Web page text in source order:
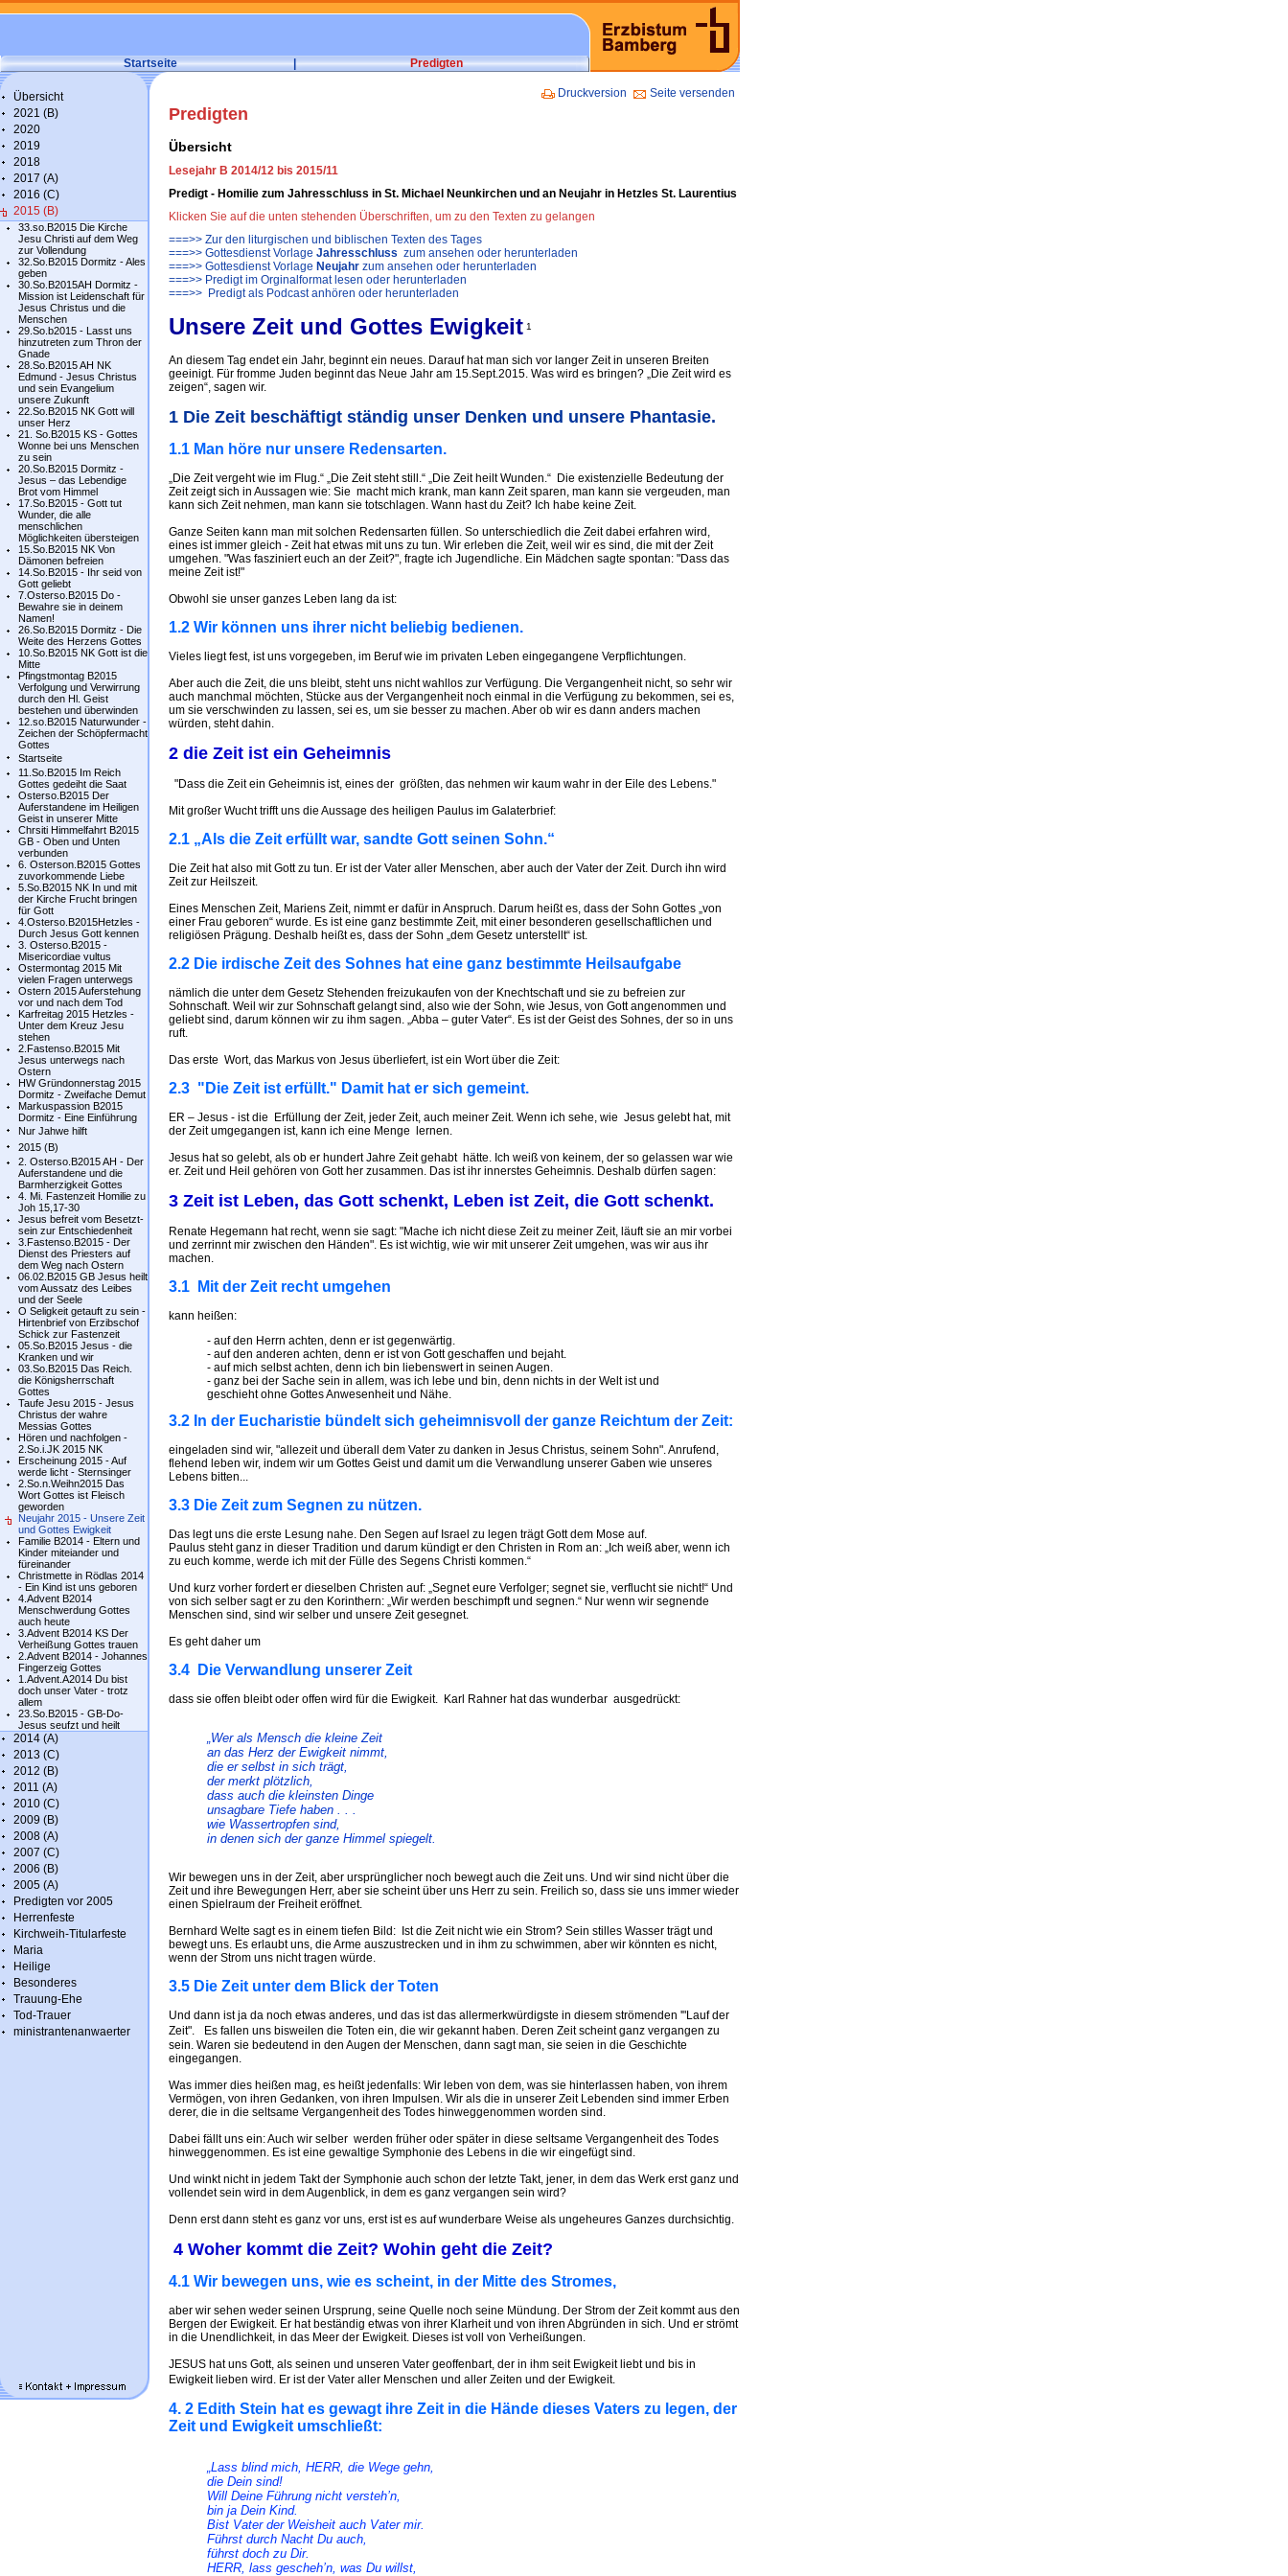
Startseite | Predigten
Übersicht
2021 (B)
2020
2019
2018
2017 (A)
2016 (C)
2015 (B)
33.so.B2015 Die Kirche
Jesu Christi auf dem Weg
zur Vollendung
32.So.B2015 Dormitz - Ales
geben
30.So.B2015AH Dormitz -
Mission ist Leidenschaft für
Jesus Christus und die
Menschen
29.So.b2015 - Lasst uns
hinzutreten zum Thron der
Gnade
28.So.B2015 AH NK
Edmund - Jesus Christus
und sein Evangelium
unsere Zukunft
22.So.B2015 NK Gott will
unser Herz
21. So.B2015 KS - Gottes
Wonne bei uns Menschen
zu sein
20.So.B2015 Dormitz -
Jesus – das Lebendige
Brot vom Himmel
17.So.B2015 - Gott tut
Wunder, die alle
menschlichen
Möglichkeiten übersteigen
15.So.B2015 NK Von
Dämonen befreien
14.So.B2015 - Ihr seid von
Gott geliebt
7.Osterso.B2015 Do -
Bewahre sie in deinem
Namen!
26.So.B2015 Dormitz - Die
Weite des Herzens Gottes
10.So.B2015 NK Gott ist die
Mitte
Pfingstmontag B2015
Verfolgung und Verwirrung
durch den Hl. Geist
bestehen und überwinden
12.so.B2015 Naturwunder -
Zeichen der Schöpfermacht
Gottes
Startseite
11.So.B2015 Im Reich
Gottes gedeiht die Saat
Osterso.B2015 Der
Auferstandene im Heiligen
Geist in unserer Mitte
Chrsiti Himmelfahrt B2015
GB - Oben und Unten
verbunden
6. Osterson.B2015 Gottes
zuvorkommende Liebe
5.So.B2015 NK In und mit
der Kirche Frucht bringen
für Gott
4.Osterso.B2015Hetzles -
Durch Jesus Gott kennen
3. Osterso.B2015 -
Misericordiae vultus
Ostermontag 2015 Mit
vielen Fragen unterwegs
Ostern 2015 Auferstehung
vor und nach dem Tod
Karfreitag 2015 Hetzles -
Unter dem Kreuz Jesu
stehen
2.Fastenso.B2015 Mit
Jesus unterwegs nach
Ostern
HW Gründonnerstag 2015
Dormitz - Zweifache Demut
Markuspassion B2015
Dormitz - Eine Einführung
Nur Jahwe hilft
2015 (B)
2. Osterso.B2015 AH - Der
Auferstandene und die
Barmherzigkeit Gottes
4. Mi. Fastenzeit Homilie zu
Joh 15,17-30
Jesus befreit vom Besetzt-
sein zur Entschiedenheit
3.Fastenso.B2015 - Der
Dienst des Priesters auf
dem Weg nach Ostern
06.02.B2015 GB Jesus heilt
vom Aussatz des Leibes
und der Seele
O Seligkeit getauft zu sein -
Hirtenbrief von Erzibschof
Schick zur Fastenzeit
05.So.B2015 Jesus - die
Kranken und wir
03.So.B2015 Das Reich.
die Königsherrschaft
Gottes
Taufe Jesu 2015 - Jesus
Christus der wahre
Messias Gottes
Hören und nachfolgen -
2.So.i.JK 2015 NK
Erscheinung 2015 - Auf
werde licht - Sternsinger
2.So.n.Weihn2015 Das
Wort Gottes ist Fleisch
geworden
Neujahr 2015 - Unsere Zeit
und Gottes Ewigkeit
Familie B2014 - Eltern und
Kinder miteiander und
füreinander
Christmette in Rödlas 2014
- Ein Kind ist uns geboren
4.Advent B2014
Menschwerdung Gottes
auch heute
3.Advent B2014 KS Der
Verheißung Gottes trauen
2.Advent B2014 - Johannes
Fingerzeig Gottes
1.Advent.A2014 Du bist
doch unser Vater - trotz
allem
23.So.B2015 - GB-Do-
Jesus seufzt und heilt
2014 (A)
2013 (C)
2012 (B)
2011 (A)
2010 (C)
2009 (B)
2008 (A)
2007 (C)
2006 (B)
2005 (A)
Predigten vor 2005
Herrenfeste
Kirchweih-Titularfeste
Maria
Heilige
Besonderes
Trauung-Ehe
Tod-Trauer
ministrantenanwaerter
Druckversion Seite versenden
Predigten
Übersicht
Lesejahr B 2014/12 bis 2015/11
Predigt - Homilie zum Jahresschluss in St. Michael Neunkirchen und an Neujahr in Hetzles St. Laurentius
Klicken Sie auf die unten stehenden Überschriften, um zu den Texten zu gelangen
===>> Zur den liturgischen und biblischen Texten des Tages
===>> Gottesdienst Vorlage Jahresschluss zum ansehen oder herunterladen
===>> Gottesdienst Vorlage Neujahr zum ansehen oder herunterladen
===>> Predigt im Orginalformat lesen oder herunterladen
===>> Predigt als Podcast anhören oder herunterladen
Unsere Zeit und Gottes Ewigkeit 1
An diesem Tag endet ein Jahr, beginnt ein neues. Darauf hat man sich vor langer Zeit in unseren Breiten
geeinigt. Für fromme Juden beginnt das Neue Jahr am 15.Sept.2015. Was wird es bringen? „Die Zeit wird es
zeigen“, sagen wir.
1 Die Zeit beschäftigt ständig unser Denken und unsere Phantasie.
1.1 Man höre nur unsere Redensarten.
„Die Zeit vergeht wie im Flug.“ „Die Zeit steht still.“ „Die Zeit heilt Wunden.“ Die existenzielle Bedeutung der
Zeit zeigt sich in Aussagen wie: Sie macht mich krank, man kann Zeit sparen, man kann sie vergeuden, man
kann sich Zeit nehmen, man kann sie totschlagen. Wann hast du Zeit? Ich habe keine Zeit.
Ganze Seiten kann man mit solchen Redensarten füllen. So unterschiedlich die Zeit dabei erfahren wird,
eines ist immer gleich - Zeit hat etwas mit uns zu tun. Wir erleben die Zeit, weil wir es sind, die mit der Zeit
umgehen. "Was fasziniert euch an der Zeit?", fragte ich Jugendliche. Ein Mädchen sagte spontan: "Dass das
meine Zeit ist!"
Obwohl sie unser ganzes Leben lang da ist:
1.2 Wir können uns ihrer nicht beliebig bedienen.
Vieles liegt fest, ist uns vorgegeben, im Beruf wie im privaten Leben eingegangene Verpflichtungen.
Aber auch die Zeit, die uns bleibt, steht uns nicht wahllos zur Verfügung. Die Vergangenheit nicht, so sehr wir
auch manchmal möchten, Stücke aus der Vergangenheit noch einmal in die Verfügung zu bekommen, sei es,
um sie verschwinden zu lassen, sei es, um sie besser zu machen. Aber ob wir es dann anders machen
würden, steht dahin.
2 die Zeit ist ein Geheimnis
"Dass die Zeit ein Geheimnis ist, eines der größten, das nehmen wir kaum wahr in der Eile des Lebens."
Mit großer Wucht trifft uns die Aussage des heiligen Paulus im Galaterbrief:
2.1 „Als die Zeit erfüllt war, sandte Gott seinen Sohn.“
Die Zeit hat also mit Gott zu tun. Er ist der Vater aller Menschen, aber auch der Vater der Zeit. Durch ihn wird
Zeit zur Heilszeit.
Eines Menschen Zeit, Mariens Zeit, nimmt er dafür in Anspruch. Darum heißt es, dass der Sohn Gottes „von
einer Frau geboren“ wurde. Es ist eine ganz bestimmte Zeit, mit einer besonderen gesellschaftlichen und
religiösen Prägung. Deshalb heißt es, dass der Sohn „dem Gesetz unterstellt“ ist.
2.2 Die irdische Zeit des Sohnes hat eine ganz bestimmte Heilsaufgabe
nämlich die unter dem Gesetz Stehenden freizukaufen von der Knechtschaft und sie zu befreien zur
Sohnschaft. Weil wir zur Sohnschaft gelangt sind, also wie der Sohn, wie Jesus, von Gott angenommen und
geliebt sind, darum können wir zu ihm sagen. „Abba – guter Vater“. Es ist der Geist des Sohnes, der so in uns
ruft.
Das erste Wort, das Markus von Jesus überliefert, ist ein Wort über die Zeit:
2.3 "Die Zeit ist erfüllt." Damit hat er sich gemeint.
ER – Jesus - ist die Erfüllung der Zeit, jeder Zeit, auch meiner Zeit. Wenn ich sehe, wie Jesus gelebt hat, mit
der Zeit umgegangen ist, kann ich eine Menge lernen.
Jesus hat so gelebt, als ob er hundert Jahre Zeit gehabt hätte. Ich weiß von keinem, der so gelassen war wie
er. Zeit und Heil gehören von Gott her zusammen. Das ist ihr innerstes Geheimnis. Deshalb dürfen sagen:
3 Zeit ist Leben, das Gott schenkt, Leben ist Zeit, die Gott schenkt.
Renate Hegemann hat recht, wenn sie sagt: "Mache ich nicht diese Zeit zu meiner Zeit, läuft sie an mir vorbei
und zerrinnt mir zwischen den Händen". Es ist wichtig, wie wir mit unserer Zeit umgehen, was wir aus ihr
machen.
3.1 Mit der Zeit recht umgehen
kann heißen:
- auf den Herrn achten, denn er ist gegenwärtig.
- auf den anderen achten, denn er ist von Gott geschaffen und bejaht.
- auf mich selbst achten, denn ich bin liebenswert in seinen Augen.
- ganz bei der Sache sein in allem, was ich lebe und bin, denn nichts in der Welt ist und
geschieht ohne Gottes Anwesenheit und Nähe.
3.2 In der Eucharistie bündelt sich geheimnisvoll der ganze Reichtum der Zeit:
eingeladen sind wir, "allezeit und überall dem Vater zu danken in Jesus Christus, seinem Sohn". Anrufend,
flehend leben wir, indem wir um Gottes Geist und damit um die Verwandlung unserer Gaben wie unseres
Lebens bitten...
3.3 Die Zeit zum Segnen zu nützen.
Das legt uns die erste Lesung nahe. Den Segen auf Israel zu legen trägt Gott dem Mose auf.
Paulus steht ganz in dieser Tradition und darum kündigt er den Christen in Rom an: „Ich weiß aber, wenn ich
zu euch komme, werde ich mit der Fülle des Segens Christi kommen.“
Und kurz vorher fordert er dieselben Christen auf: „Segnet eure Verfolger; segnet sie, verflucht sie nicht!“ Und
von sich selber sagt er zu den Korinthern: „Wir werden beschimpft und segnen.“ Nur wenn wir segnende
Menschen sind, sind wir selber und unsere Zeit gesegnet.
Es geht daher um
3.4 Die Verwandlung unserer Zeit
dass sie offen bleibt oder offen wird für die Ewigkeit. Karl Rahner hat das wunderbar ausgedrückt:
„Wer als Mensch die kleine Zeit
an das Herz der Ewigkeit nimmt,
die er selbst in sich trägt,
der merkt plötzlich,
dass auch die kleinsten Dinge
unsagbare Tiefe haben . . .
wie Wassertropfen sind,
in denen sich der ganze Himmel spiegelt.
Wir bewegen uns in der Zeit, aber ursprünglicher noch bewegt auch die Zeit uns. Und wir sind nicht über die
Zeit und ihre Bewegungen Herr, aber sie scheint über uns Herr zu sein. Freilich so, dass sie uns immer wieder
einen Spielraum der Freiheit eröffnet.
Bernhard Welte sagt es in einem tiefen Bild: Ist die Zeit nicht wie ein Strom? Sein stilles Wasser trägt und
bewegt uns. Es erlaubt uns, die Arme auszustrecken und in ihm zu schwimmen, aber wir könnten es nicht,
wenn der Strom uns nicht tragen würde.
3.5 Die Zeit unter dem Blick der Toten
Und dann ist ja da noch etwas anderes, und das ist das allermerkwürdigste in diesem strömenden '"Lauf der
Zeit". Es fallen uns bisweilen die Toten ein, die wir gekannt haben. Deren Zeit scheint ganz vergangen zu
sein. Waren sie bedeutend in den Augen der Menschen, dann sagt man, sie seien in die Geschichte
eingegangen.
Was immer dies heißen mag, es heißt jedenfalls: Wir leben von dem, was sie hinterlassen haben, von ihrem
Vermögen, von ihren Gedanken, von ihren Impulsen. Wir als die in unserer Zeit Lebenden sind immer Erben
derer, die in die seltsame Vergangenheit des Todes hinweggenommen worden sind.
Dabei fällt uns ein: Auch wir selber werden früher oder später in diese seltsame Vergangenheit des Todes
hinweggenommen. Es ist eine gewaltige Symphonie des Lebens in die wir eingefügt sind.
Und winkt nicht in jedem Takt der Symphonie auch schon der letzte Takt, jener, in dem das Werk erst ganz und
vollendet sein wird in dem Augenblick, in dem es ganz vergangen sein wird?
Denn erst dann steht es ganz vor uns, erst ist es auf wunderbare Weise als ungeheures Ganzes durchsichtig.
4 Woher kommt die Zeit? Wohin geht die Zeit?
4.1 Wir bewegen uns, wie es scheint, in der Mitte des Stromes,
aber wir sehen weder seinen Ursprung, seine Quelle noch seine Mündung. Der Strom der Zeit kommt aus den
Bergen der Ewigkeit. Er hat beständig etwas von ihrer Klarheit und von ihren Abgründen in sich. Und er strömt
in die Unendlichkeit, in das Meer der Ewigkeit. Dieses ist voll von Verheißungen.
JESUS hat uns Gott, als seinen und unseren Vater geoffenbart, der in ihm seit Ewigkeit liebt und bis in
Ewigkeit lieben wird. Er ist der Vater aller Menschen und aller Zeiten und der Ewigkeit.
4. 2 Edith Stein hat es gewagt ihre Zeit in die Hände dieses Vaters zu legen, der
Zeit und Ewigkeit umschließt:
„Lass blind mich, HERR, die Wege gehn,
die Dein sind!
Will Deine Führung nicht versteh’n,
bin ja Dein Kind.
Bist Vater der Weisheit auch Vater mir.
Führst durch Nacht Du auch,
führst doch zu Dir.
HERR, lass gescheh’n, was Du willst,